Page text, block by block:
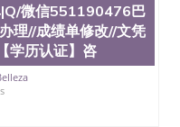
|Q/微信551190476巴
理//成绩单修改//文凭
学历认证】咨